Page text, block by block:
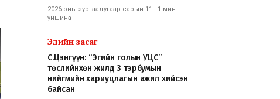
2026 оны зургаадугаар сарын 11 · 1 мин
уншина
Эдийн засаг
С.Цэнгүүн: “Эгийн голын УЦС”
төслийнхөн жилд 3 тэрбумын
нийгмийн хариуцлагын ажил хийсэн
байсан